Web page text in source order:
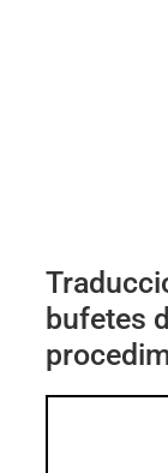
bufetes